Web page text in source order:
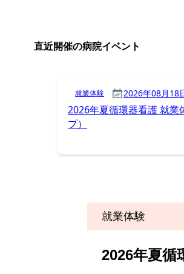
就業体験
2026年夏循